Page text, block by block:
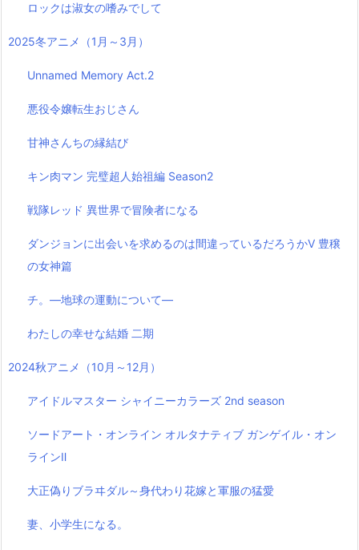
ロックは淑女の嗜みでして
2025冬アニメ（1月～3月）
Unnamed Memory Act.2
悪役令嬢転生おじさん
甘神さんちの縁結び
キン肉マン 完璧超人始祖編 Season2
戦隊レッド 異世界で冒険者になる
ダンジョンに出会いを求めるのは間違っているだろうかⅤ 豊穣
の女神篇
チ。―地球の運動について―
わたしの幸せな結婚 二期
2024秋アニメ（10月～12月）
アイドルマスター シャイニーカラーズ 2nd season
ソードアート・オンライン オルタナティブ ガンゲイル・オン
ラインⅡ
大正偽りブラヰダル～身代わり花嫁と軍服の猛愛
妻、小学生になる。